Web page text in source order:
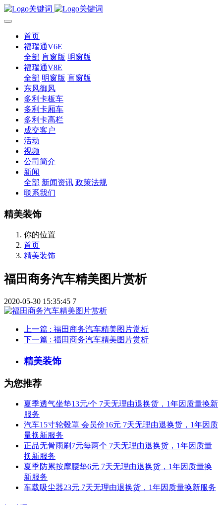
首页
福瑞通V6E
全部 盲窗版 明窗版
福瑞通V8E
全部 明窗版 盲窗版
东风御风
多利卡板车
多利卡厢车
多利卡高栏
成交客户
活动
视频
公司简介
新闻
全部 新闻资讯 政策法规
联系我们
精美装饰
你的位置
首页
精美装饰
福田商务汽车精美图片赏析
2020-05-30 15:35:45 7
上一篇 : 福田商务汽车精美图片赏析
下一篇 : 福田商务汽车精美图片赏析
精美装饰
为您推荐
夏季透气坐垫13元/个 7天无理由退换货，1年因质量换新
服务
汽车15寸轮毂罩 会员价16元 7天无理由退换货，1年因质
量换新服务
正品无骨雨刷7元每两个 7天无理由退换货，1年因质量
换新服务
夏季防累按摩腰垫6元 7天无理由退换货，1年因质量换
新服务
车载吸尘器23元 7天无理由退换货，1年因质量换新服务